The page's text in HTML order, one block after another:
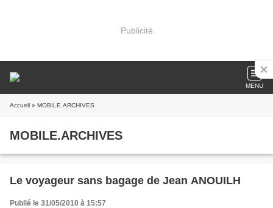
Publicité
MENU
Accueil » MOBILE.ARCHIVES
MOBILE.ARCHIVES
Le voyageur sans bagage de Jean ANOUILH
Publié le 31/05/2010 à 15:57